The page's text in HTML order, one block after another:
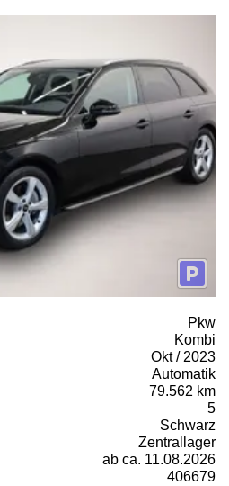
Pkw
Kombi
Okt / 2023
Automatik
79.562 km
5
Schwarz
Zentrallager
ab ca. 11.08.2026
406679